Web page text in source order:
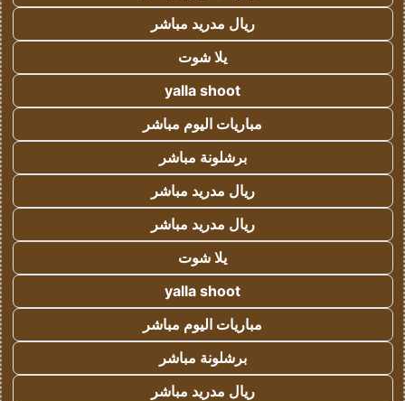
ريال مدريد مباشر
يلا شوت
yalla shoot
مباريات اليوم مباشر
برشلونة مباشر
ريال مدريد مباشر
ريال مدريد مباشر
يلا شوت
yalla shoot
مباريات اليوم مباشر
برشلونة مباشر
ريال مدريد مباشر